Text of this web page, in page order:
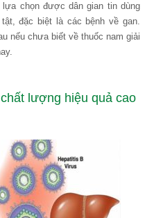
chọn được dân gian tin dùng
đặc biệt là các bệnh về gan.
nếu chưa biết về thuốc nam giải
lượng hiệu quả cao